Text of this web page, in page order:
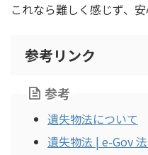
これなら難しく感じず、
参考リンク
参考
遺失物法について
遺失物法 | e-Gov